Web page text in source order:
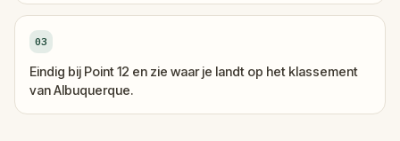
03
Eindig bij Point 12 en zie waar je landt op het klassement
van Albuquerque.